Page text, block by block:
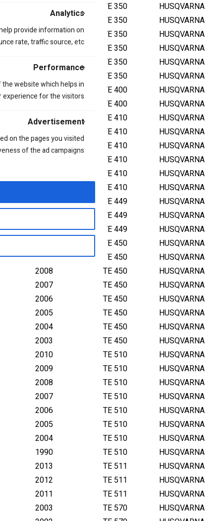
Analytics
provide information on
rate, traffic source, etc.
Performance
website which helps in
for the visitors.
Advertisement
on the pages you visited
of the ad campaigns.
HUSQVARNA
TE 350
HUSQVARNA
TE 350
HUSQVARNA
TE 350
1993
HUSQVARNA
TE 350
1992
HUSQVARNA
TE 350
1991
HUSQVARNA
TE 350
HUSQVARNA
TE 400
2002
HUSQVARNA
TE 400
HUSQVARNA
TE 410
2000
HUSQVARNA
TE 410
HUSQVARNA
TE 410
1998
HUSQVARNA
TE 410
HUSQVARNA
TE 410
HUSQVARNA
TE 410
HUSQVARNA
TE 449
2013
HUSQVARNA
TE 449
HUSQVARNA
TE 449
2011
HUSQVARNA
TE 450
HUSQVARNA
TE 450
2009
HUSQVARNA
TE 450
2008
HUSQVARNA
TE 450
2007
HUSQVARNA
TE 450
2006
HUSQVARNA
TE 450
2005
HUSQVARNA
TE 450
2004
HUSQVARNA
TE 450
2003
HUSQVARNA
TE 510
2010
HUSQVARNA
TE 510
2009
HUSQVARNA
TE 510
2008
HUSQVARNA
TE 510
2007
HUSQVARNA
TE 510
2006
HUSQVARNA
TE 510
2005
HUSQVARNA
TE 510
2004
HUSQVARNA
TE 510
1990
HUSQVARNA
TE 511
2013
HUSQVARNA
TE 511
2012
HUSQVARNA
TE 511
2011
HUSQVARNA
TE 570
2003